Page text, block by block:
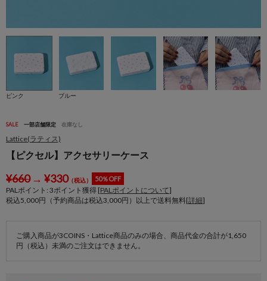
ピンク ブルー
SALE 一部店舗限定 在庫なし
Lattice(ラティス)
【ピクセル】アクセサリーケース
¥660→ ¥330（税込） 50％OFF
PALポイント: 3ポイント獲得 [PALポイントについて]
税込5,000円（予約商品は税込3,000円）以上で送料無料[詳細]
ご購入商品が3COINS・Lattice商品のみの場合、商品代金の合計が1,650
円（税込）未満のご注文はできません。